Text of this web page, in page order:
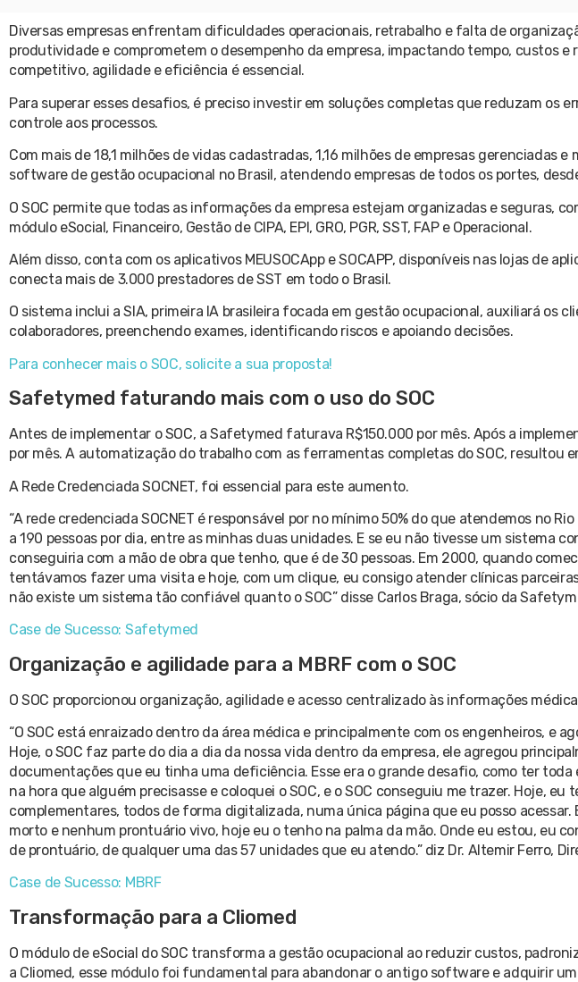
Diversas empresas enfrentam dificuldades operacionais, retrabalho e falta de
produtividade e comprometem o desempenho da empresa, impactando tempo, custos e
competitivo, agilidade e eficiência é essencial.
Para superar esses desafios, é preciso investir em soluções completas que reduzam os
controle aos processos.
Com mais de 18,1 milhões de vidas cadastradas, 1,16 milhões de empresas gerenciadas
software de gestão ocupacional no Brasil, atendendo empresas de todos os portes,
O SOC permite que todas as informações da empresa estejam organizadas e seguras,
módulo eSocial, Financeiro, Gestão de CIPA, EPI, GRO, PGR, SST, FAP e Operacional.
Além disso, conta com os aplicativos MEUSOCApp e SOCAPP, disponíveis nas lojas de
conecta mais de 3.000 prestadores de SST em todo o Brasil.
O sistema inclui a SIA, primeira IA brasileira focada em gestão ocupacional, auxiliará os
colaboradores, preenchendo exames, identificando riscos e apoiando decisões.
Para conhecer mais o SOC, solicite a sua proposta!
Safetymed faturando mais com o uso do SOC
Antes de implementar o SOC, a Safetymed faturava R$150.000 por mês. Após a
por mês. A automatização do trabalho com as ferramentas completas do SOC, resultou
A Rede Credenciada SOCNET, foi essencial para este aumento.
“A rede credenciada SOCNET é responsável por no mínimo 50% do que atendemos no
a 190 pessoas por dia, entre as minhas duas unidades. E se eu não tivesse um sistema
conseguiria com a mão de obra que tenho, que é de 30 pessoas. Em 2000, quando
tentávamos fazer uma visita e hoje, com um clique, eu consigo atender clínicas
não existe um sistema tão confiável quanto o SOC” disse Carlos Braga, sócio da
Case de Sucesso: Safetymed
Organização e agilidade para a MBRF com o SOC
O SOC proporcionou organização, agilidade e acesso centralizado às informações
“O SOC está enraizado dentro da área médica e principalmente com os engenheiros, e
Hoje, o SOC faz parte do dia a dia da nossa vida dentro da empresa, ele agregou
documentações que eu tinha uma deficiência. Esse era o grande desafio, como ter
na hora que alguém precisasse e coloquei o SOC, e o SOC conseguiu me trazer. Hoje,
complementares, todos de forma digitalizada, numa única página que eu posso
morto e nenhum prontuário vivo, hoje eu o tenho na palma da mão. Onde eu estou, eu
de prontuário, de qualquer uma das 57 unidades que eu atendo.” diz Dr. Altemir Ferro,
Case de Sucesso: MBRF
Transformação para a Cliomed
O módulo de eSocial do SOC transforma a gestão ocupacional ao reduzir custos,
a Cliomed, esse módulo foi fundamental para abandonar o antigo software e adquirir